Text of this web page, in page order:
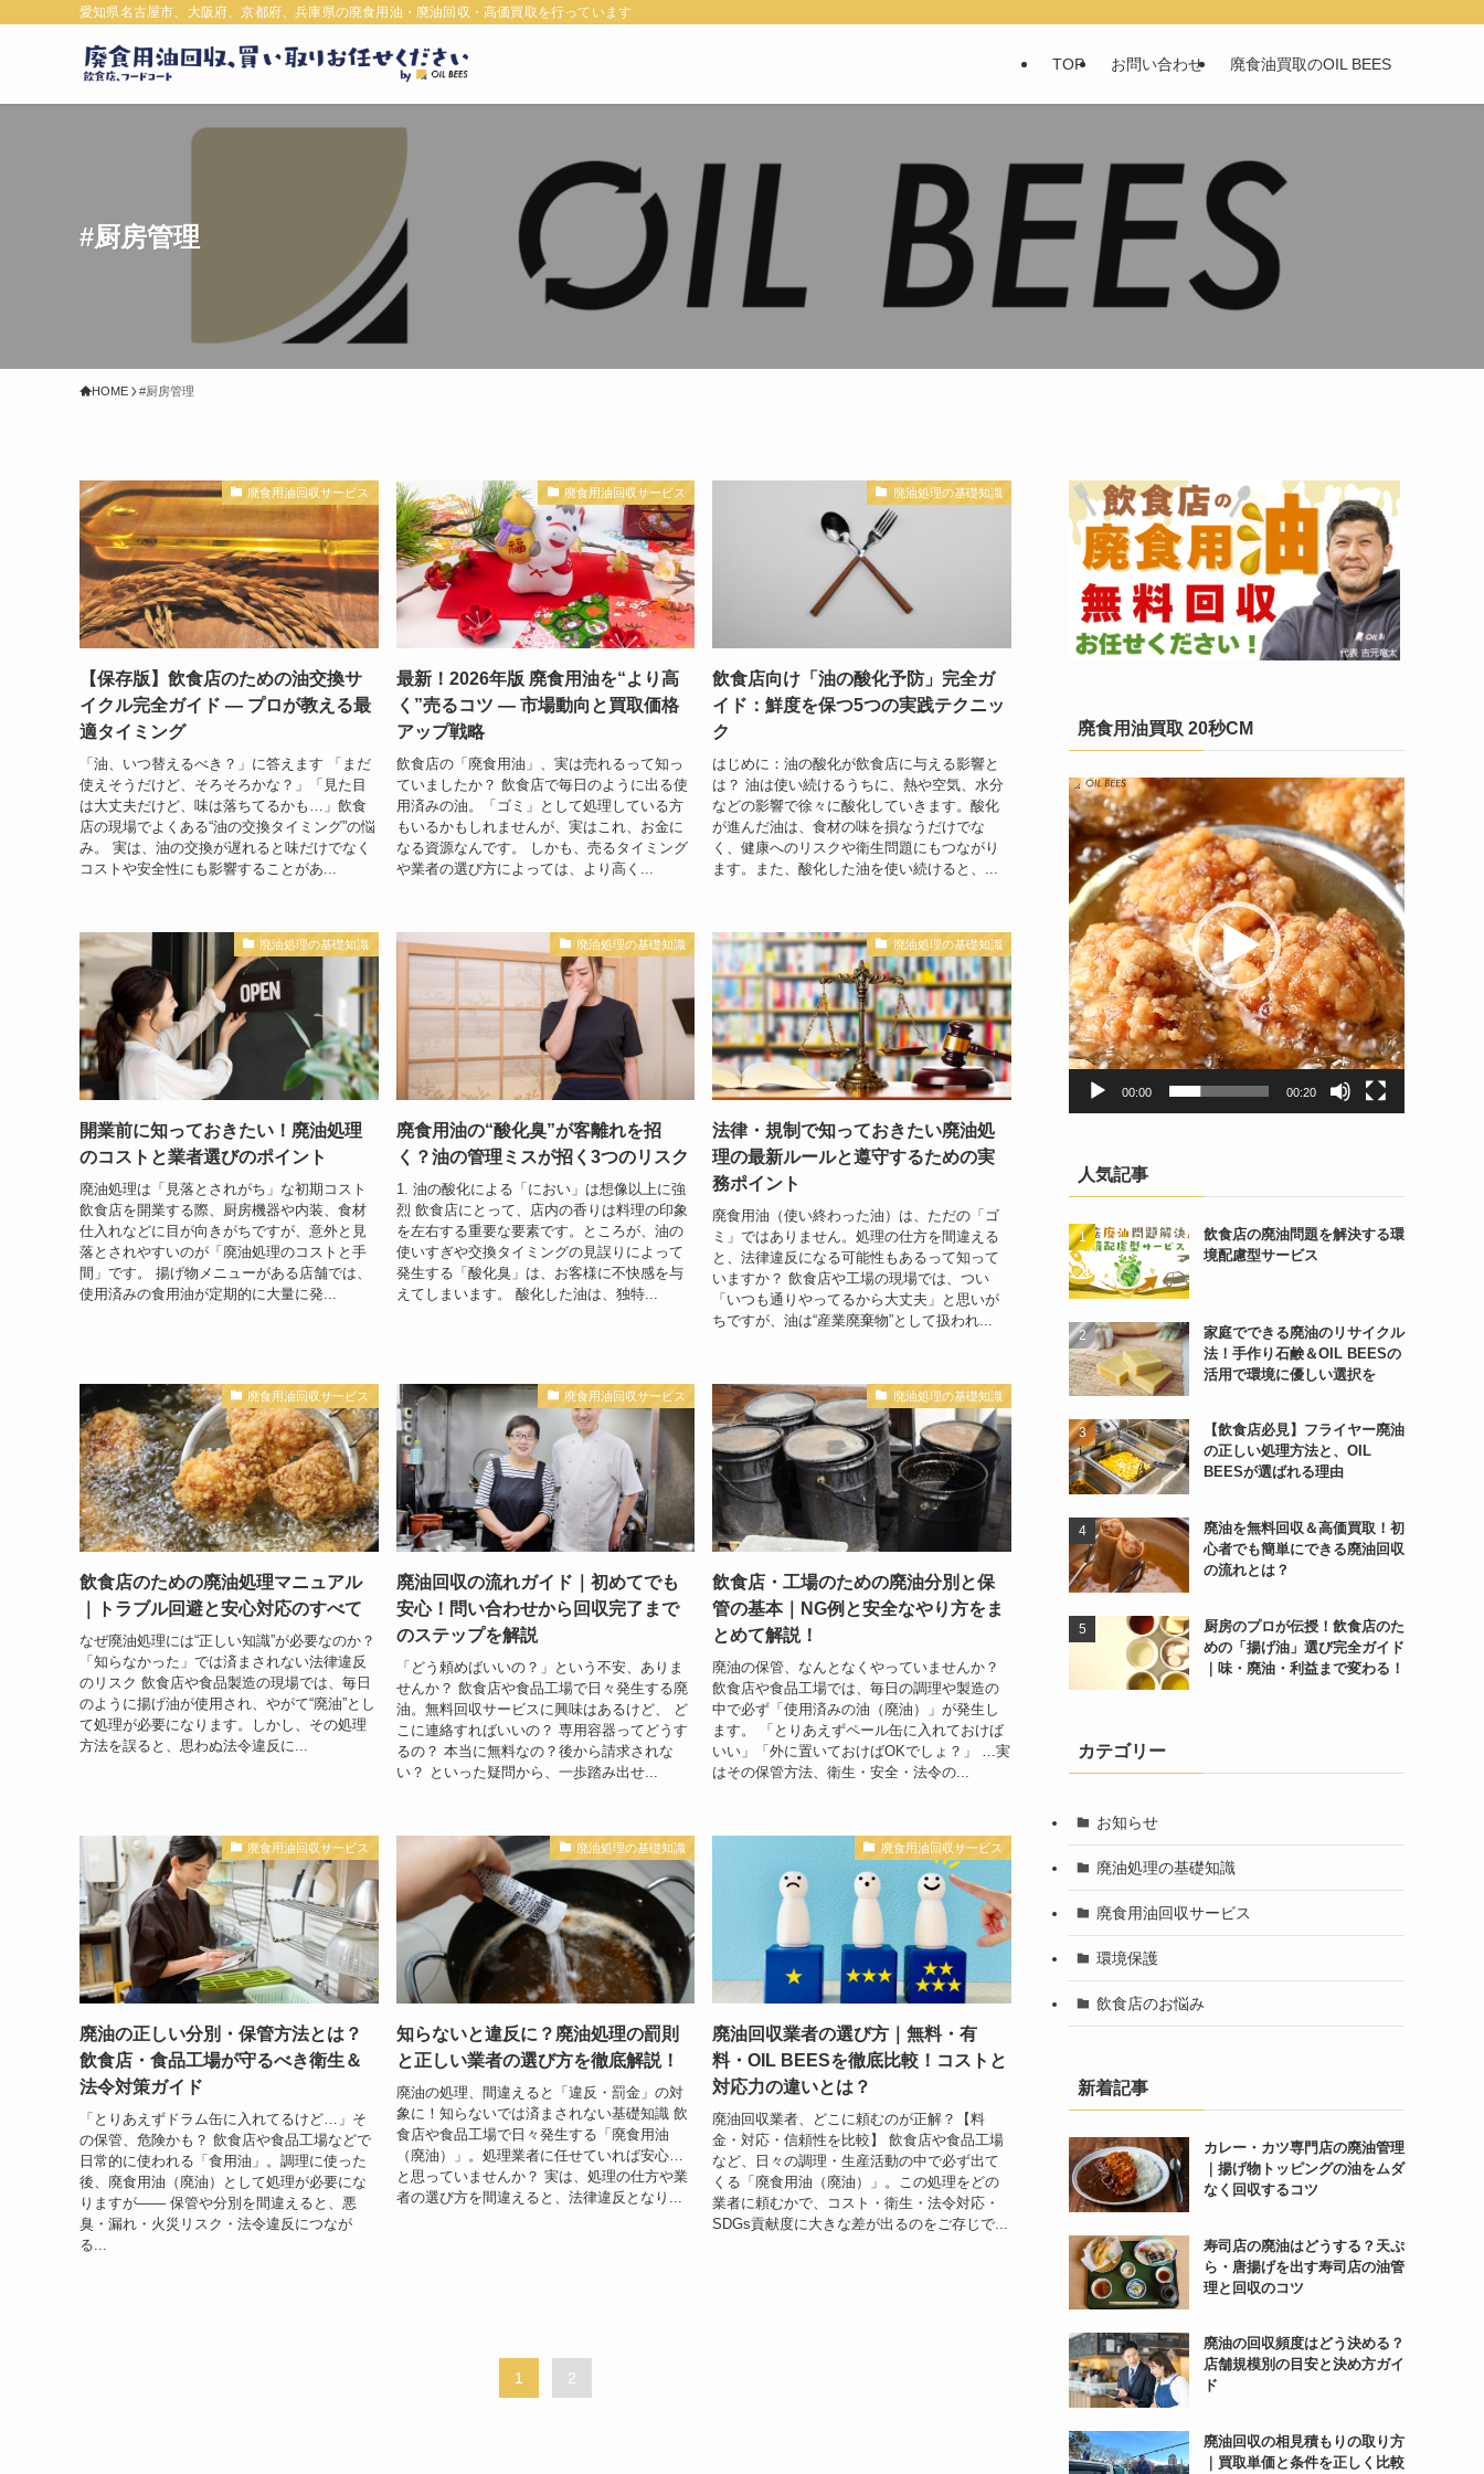
愛知県名古屋市、大阪府、京都府、兵庫県の廃食用油・廃油回収・高価買取を行っています
TOP お問い合わせ 廃食油買取のOIL BEES
#厨房管理
HOME #厨房管理
廃食用油回収サービス
【保存版】飲食店のための油交換サ
イクル完全ガイド — プロが教える最
適タイミング
「油、いつ替えるべき？」に答えます 「まだ
使えそうだけど、そろそろかな？」「見た目
は大丈夫だけど、味は落ちてるかも…」飲食
店の現場でよくある“油の交換タイミング”の悩
み。 実は、油の交換が遅れると味だけでなく
コストや安全性にも影響することがあ...
廃食用油回収サービス
最新！2026年版 廃食用油を“より高
く”売るコツ — 市場動向と買取価格
アップ戦略
飲食店の「廃食用油」、実は売れるって知っ
ていましたか？ 飲食店で毎日のように出る使
用済みの油。「ゴミ」として処理している方
もいるかもしれませんが、実はこれ、お金に
なる資源なんです。 しかも、売るタイミング
や業者の選び方によっては、より高く...
廃油処理の基礎知識
飲食店向け「油の酸化予防」完全ガ
イド：鮮度を保つ5つの実践テクニッ
ク
はじめに：油の酸化が飲食店に与える影響と
は？ 油は使い続けるうちに、熱や空気、水分
などの影響で徐々に酸化していきます。酸化
が進んだ油は、食材の味を損なうだけでな
く、健康へのリスクや衛生問題にもつながり
ます。また、酸化した油を使い続けると、...
廃油処理の基礎知識
開業前に知っておきたい！廃油処理
のコストと業者選びのポイント
廃油処理は「見落とされがち」な初期コスト
飲食店を開業する際、厨房機器や内装、食材
仕入れなどに目が向きがちですが、意外と見
落とされやすいのが「廃油処理のコストと手
間」です。 揚げ物メニューがある店舗では、
使用済みの食用油が定期的に大量に発...
廃油処理の基礎知識
廃食用油の“酸化臭”が客離れを招
く？油の管理ミスが招く3つのリスク
1. 油の酸化による「におい」は想像以上に強
烈 飲食店にとって、店内の香りは料理の印象
を左右する重要な要素です。ところが、油の
使いすぎや交換タイミングの見誤りによって
発生する「酸化臭」は、お客様に不快感を与
えてしまいます。 酸化した油は、独特...
廃油処理の基礎知識
法律・規制で知っておきたい廃油処
理の最新ルールと遵守するための実
務ポイント
廃食用油（使い終わった油）は、ただの「ゴ
ミ」ではありません。処理の仕方を間違える
と、法律違反になる可能性もあるって知って
いますか？ 飲食店や工場の現場では、つい
「いつも通りやってるから大丈夫」と思いが
ちですが、油は“産業廃棄物”として扱われ...
廃食用油回収サービス
飲食店のための廃油処理マニュアル
｜トラブル回避と安心対応のすべて
なぜ廃油処理には“正しい知識”が必要なのか？
「知らなかった」では済まされない法律違反
のリスク 飲食店や食品製造の現場では、毎日
のように揚げ油が使用され、やがて“廃油”とし
て処理が必要になります。しかし、その処理
方法を誤ると、思わぬ法令違反に...
廃食用油回収サービス
廃油回収の流れガイド｜初めてでも
安心！問い合わせから回収完了まで
のステップを解説
「どう頼めばいいの？」という不安、ありま
せんか？ 飲食店や食品工場で日々発生する廃
油。無料回収サービスに興味はあるけど、 ど
こに連絡すればいいの？ 専用容器ってどうす
るの？ 本当に無料なの？後から請求されな
い？ といった疑問から、一歩踏み出せ...
廃油処理の基礎知識
飲食店・工場のための廃油分別と保
管の基本｜NG例と安全なやり方をま
とめて解説！
廃油の保管、なんとなくやっていませんか？
飲食店や食品工場では、毎日の調理や製造の
中で必ず「使用済みの油（廃油）」が発生し
ます。 「とりあえずペール缶に入れておけば
いい」「外に置いておけばOKでしょ？」 …実
はその保管方法、衛生・安全・法令の...
廃食用油回収サービス
廃油の正しい分別・保管方法とは？
飲食店・食品工場が守るべき衛生＆
法令対策ガイド
「とりあえずドラム缶に入れてるけど…」そ
の保管、危険かも？ 飲食店や食品工場などで
日常的に使われる「食用油」。調理に使った
後、廃食用油（廃油）として処理が必要にな
りますが―― 保管や分別を間違えると、悪
臭・漏れ・火災リスク・法令違反につなが
る...
廃油処理の基礎知識
知らないと違反に？廃油処理の罰則
と正しい業者の選び方を徹底解説！
廃油の処理、間違えると「違反・罰金」の対
象に！知らないでは済まされない基礎知識 飲
食店や食品工場で日々発生する「廃食用油
（廃油）」。処理業者に任せていれば安心…
と思っていませんか？ 実は、処理の仕方や業
者の選び方を間違えると、法律違反となり...
廃食用油回収サービス
廃油回収業者の選び方｜無料・有
料・OIL BEESを徹底比較！コストと
対応力の違いとは？
廃油回収業者、どこに頼むのが正解？【料
金・対応・信頼性を比較】 飲食店や食品工場
など、日々の調理・生産活動の中で必ず出て
くる「廃食用油（廃油）」。この処理をどの
業者に頼むかで、コスト・衛生・法令対応・
SDGs貢献度に大きな差が出るのをご存じで...
1 2
廃食用油買取 20秒CM
動
画
プ
レ
ー
ヤ
ー
00:00 00:20
人気記事
飲食店の廃油問題を解決する環
境配慮型サービス
家庭でできる廃油のリサイクル
法！手作り石鹸＆OIL BEESの
活用で環境に優しい選択を
【飲食店必見】フライヤー廃油
の正しい処理方法と、OIL
BEESが選ばれる理由
廃油を無料回収＆高価買取！初
心者でも簡単にできる廃油回収
の流れとは？
厨房のプロが伝授！飲食店のた
めの「揚げ油」選び完全ガイド
｜味・廃油・利益まで変わる！
カテゴリー
お知らせ
廃油処理の基礎知識
廃食用油回収サービス
環境保護
飲食店のお悩み
新着記事
カレー・カツ専門店の廃油管理
｜揚げ物トッピングの油をムダ
なく回収するコツ
寿司店の廃油はどうする？天ぷ
ら・唐揚げを出す寿司店の油管
理と回収のコツ
廃油の回収頻度はどう決める？
店舗規模別の目安と決め方ガイ
ド
廃油回収の相見積もりの取り方
｜買取単価と条件を正しく比較